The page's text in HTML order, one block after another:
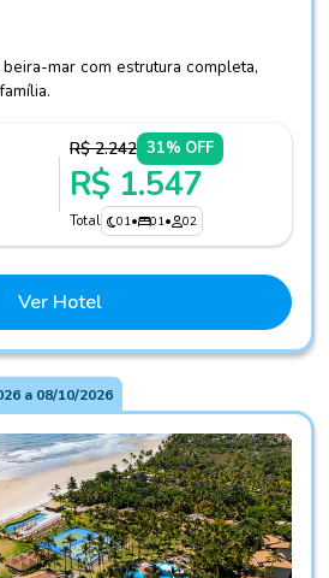
mar com estrutura completa,
R$ 2.242 31% OFF
R$ 1.547
Total 01• 01• 02
Ver Hotel
a 08/10/2026